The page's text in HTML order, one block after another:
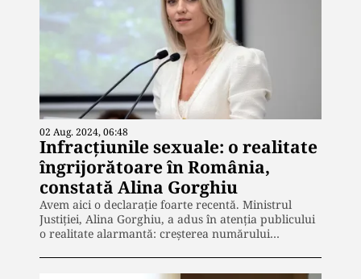
02 Aug. 2024, 06:48
Infracțiunile sexuale: o realitate
îngrijorătoare în România,
constată Alina Gorghiu
Avem aici o declarație foarte recentă. Ministrul
Justiției, Alina Gorghiu, a adus în atenția publicului
o realitate alarmantă: creșterea numărului…